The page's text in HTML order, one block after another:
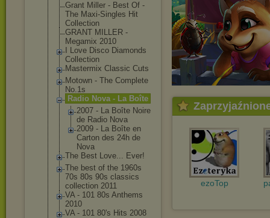
Grant Miller - Best Of -
The Maxi-Singles Hit
Collection
GRANT MILLER -
Megamix 2010
I Love Disco Diamonds
Collection
Mastermix Classic Cuts
Motown - The Complete
No.1s
Radio Nova - La Boîte
2007 - La Boîte Noire
de Radio Nova
2009 - La Boîte en
Carton des 24h de
Nova
The Best Love... Ever!
The best of the 1960s
70s 80s 90s classics
collection 2011
VA - 101 80s Anthems
2010
VA - 101 80's Hits 2008
ezoTop